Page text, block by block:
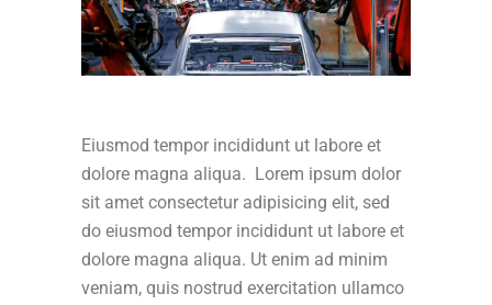
Eiusmod tempor incididunt ut labore et
dolore magna aliqua. Lorem ipsum dolor
sit amet consectetur adipisicing elit, sed
do eiusmod tempor incididunt ut labore et
dolore magna aliqua. Ut enim ad minim
veniam, quis nostrud exercitation ullamco